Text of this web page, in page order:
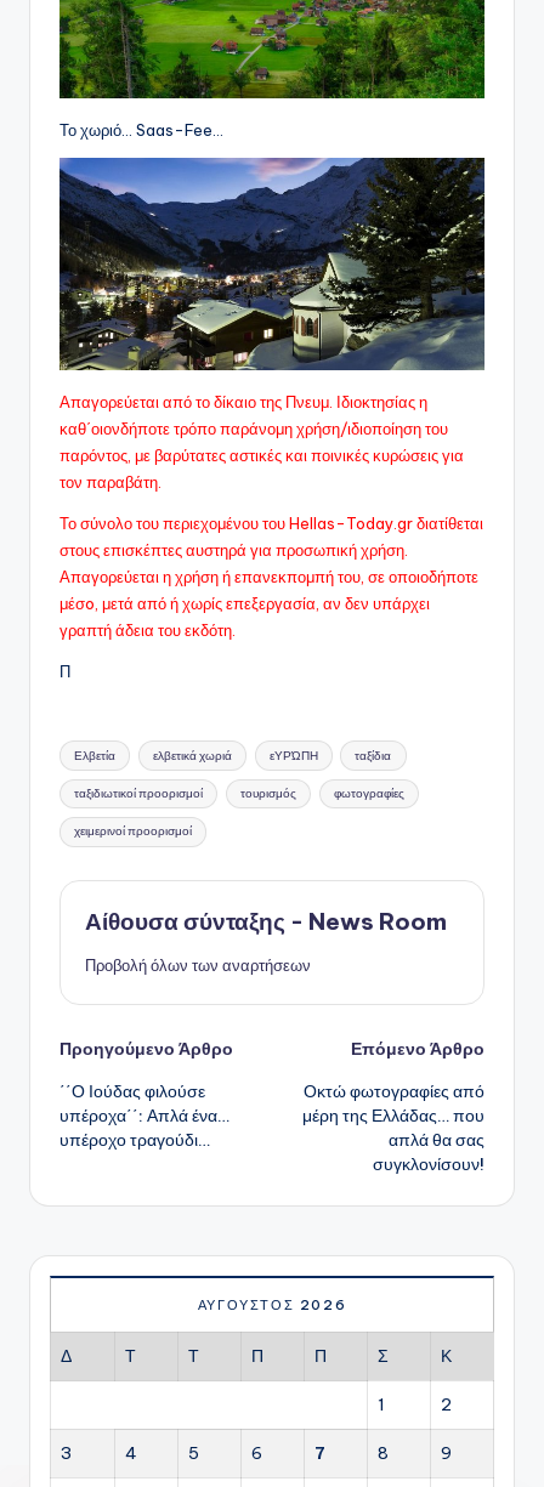
Το χωριό… Saas-Fee…
Απαγορεύεται από το δίκαιο της Πνευμ. Ιδιοκτησίας η
καθ΄οιονδήποτε τρόπο παράνομη χρήση/ιδιοποίηση του
παρόντος, με βαρύτατες αστικές και ποινικές κυρώσεις για
τον παραβάτη.
Το σύνολο του περιεχομένου του Hellas-Today.gr διατίθεται
στους επισκέπτες αυστηρά για προσωπική χρήση.
Απαγορεύεται η χρήση ή επανεκπομπή του, σε οποιοδήποτε
μέσo, μετά από ή χωρίς επεξεργασία, αν δεν υπάρχει
γραπτή άδεια του εκδότη.
Π
Ετικέτες:
Ελβετία ελβετικά χωριά εΥΡΏΠΗ ταξίδια
ταξιδιωτικοί προορισμοί τουρισμός φωτογραφίες
χειμερινοί προορισμοί
Αίθουσα σύνταξης - News Room
Προβολή όλων των αναρτήσεων
Πλοήγηση
δημοσιεύσεων
Προηγούμενο Άρθρο
΄΄Ο Ιούδας φιλούσε
υπέροχα΄΄: Απλά ένα…
υπέροχο τραγούδι…
Επόμενο Άρθρο
Οκτώ φωτογραφίες από
μέρη της Ελλάδας… που
απλά θα σας
συγκλονίσουν!
ΑΎΓΟΥΣΤΟΣ 2026
Δ Τ Τ Π Π Σ Κ
1 2
3 4 5 6 7 8 9